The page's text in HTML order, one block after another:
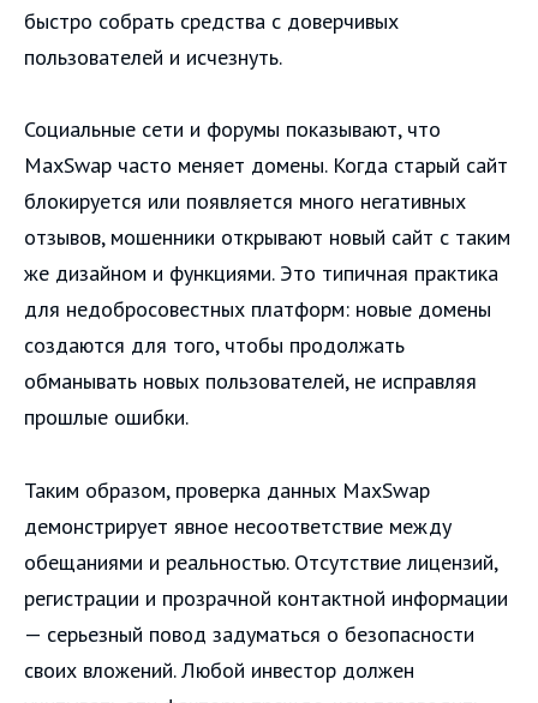
быстро собрать средства с доверчивых
пользователей и исчезнуть.
Социальные сети и форумы показывают, что
MaxSwap часто меняет домены. Когда старый сайт
блокируется или появляется много негативных
отзывов, мошенники открывают новый сайт с таким
же дизайном и функциями. Это типичная практика
для недобросовестных платформ: новые домены
создаются для того, чтобы продолжать
обманывать новых пользователей, не исправляя
прошлые ошибки.
Таким образом, проверка данных MaxSwap
демонстрирует явное несоответствие между
обещаниями и реальностью. Отсутствие лицензий,
регистрации и прозрачной контактной информации
— серьезный повод задуматься о безопасности
своих вложений. Любой инвестор должен